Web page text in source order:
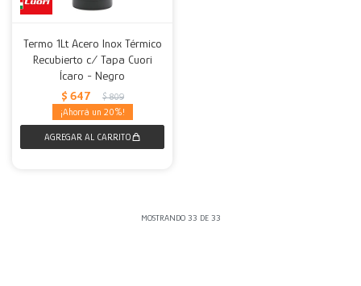
Termo 1Lt Acero Inox Térmico
Recubierto c/ Tapa Cuori
Ícaro - Negro
$ 647 $ 809
20
MOSTRANDO 33 DE 33